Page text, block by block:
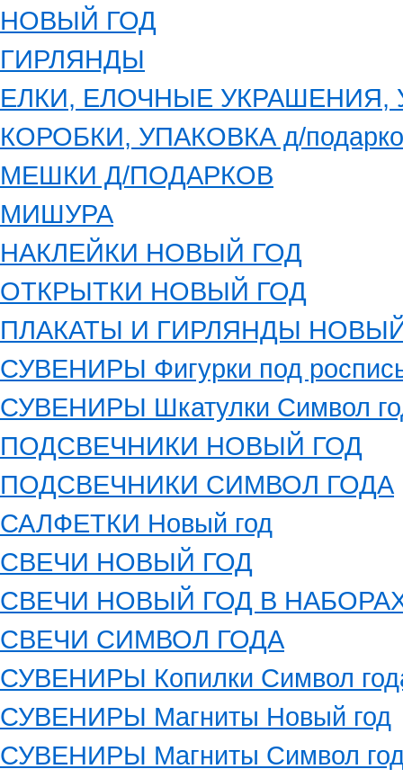
НОВЫЙ ГОД
ГИРЛЯНДЫ
ЕЛКИ, ЕЛОЧНЫЕ УКРАШЕНИЯ,
КОРОБКИ, УПАКОВКА д/
МЕШКИ Д/ПОДАРКОВ
МИШУРА
НАКЛЕЙКИ НОВЫЙ ГОД
ОТКРЫТКИ НОВЫЙ ГОД
ПЛАКАТЫ И ГИРЛЯНДЫ
СУВЕНИРЫ Фигурки под
СУВЕНИРЫ Шкатулки Символ
ПОДСВЕЧНИКИ НОВЫЙ ГОД
ПОДСВЕЧНИКИ СИМВОЛ ГОДА
САЛФЕТКИ Новый год
СВЕЧИ НОВЫЙ ГОД
СВЕЧИ НОВЫЙ ГОД В
СВЕЧИ СИМВОЛ ГОДА
СУВЕНИРЫ Копилки Символ
СУВЕНИРЫ Магниты Новый год
СУВЕНИРЫ Магниты Символ